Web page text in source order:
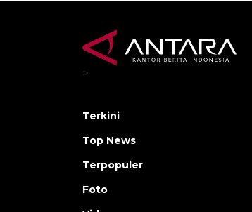
>
Terkini
Top News
Terpopuler
Foto